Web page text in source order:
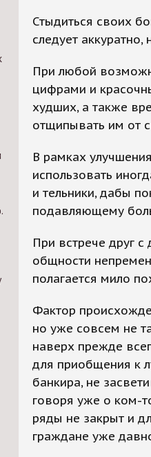
Стыдиться своих
следует
При любой
цифрами и
худших, а также
отщипывать им от
В рамках
использовать
и тельники, дабы
подавляющему
При встрече друг
общности
полагается мило
Фактор
но уже совсем не
наверх прежде
для приобщения к
банкира, не
говоря уже о ком-
ряды не закрыт и
граждане уже